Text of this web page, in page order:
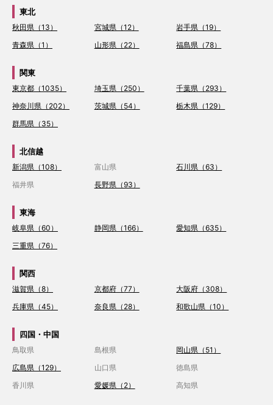
東北
秋田県（13） 宮城県（12）
岩手県（19）
青森県（1）
山形県（22） 福島県（78）
関東
東京都（1035） 埼玉県（250）
千葉県（293）
神奈川県（202）
茨城県（54）
栃木県（129）
群馬県（35）
北信越
新潟県（108） 富山県
石川県（63）
福井県
長野県（93）
東海
岐阜県（60） 静岡県（166）
愛知県（635）
三重県（76）
関西
滋賀県（8） 京都府（77）
大阪府（308）
兵庫県（45）
奈良県（28） 和歌山県（10）
四国・中国
鳥取県 島根県
岡山県（51）
広島県（129）
山口県
徳島県
香川県
愛媛県（2） 高知県